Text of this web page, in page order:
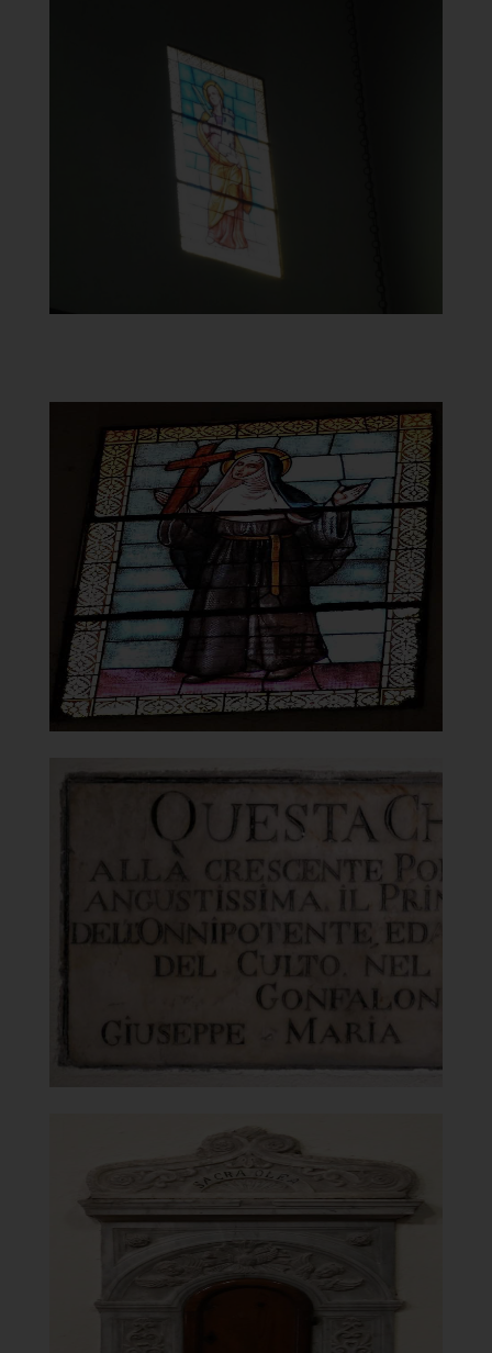
Chiesa della Vergine del
Carmelo
Vetrata
Clicca per ingrandire
Chiesa della Vergine del
Carmeloi
Vetrata
Clicca per ingrandire
]
Chiesa della Vergine del
Carmelo
Lapide del 1837
Clicca per ingrandire
]
Chiesa della Vergine del
Carmelo
Tabernacolo